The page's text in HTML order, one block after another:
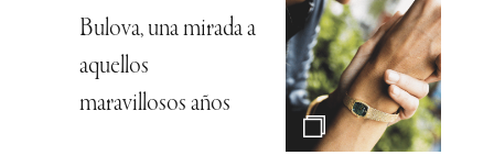
Bulova, una mirada a
aquellos
maravillosos años